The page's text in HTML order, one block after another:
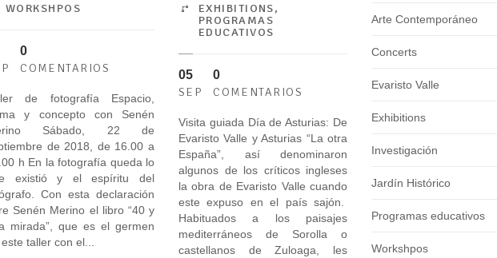
WORKSHPOS
0
COMENTARIOS
de fotografía Espacio,
y concepto con Senén
Sábado, 22 de
de 2018, de 16.00 a
h En la fotografía queda lo
existió y el espíritu del
Con esta declaración
Senén Merino el libro “40 y
mirada”, que es el germen
taller con el...
EXHIBITIONS,
PROGRAMAS
EDUCATIVOS
05
SEP
0
COMENTARIOS
Visita guiada Día de Asturias: De
Evaristo Valle y Asturias “La otra
España”, así denominaron
algunos de los críticos ingleses
la obra de Evaristo Valle cuando
este expuso en el país sajón.
Habituados a los paisajes
mediterráneos de Sorolla o
castellanos de Zuloaga, les
Arte Contemporáneo
Concerts
Evaristo Valle
Exhibitions
Investigación
Jardín Histórico
Programas educativos
Workshpos